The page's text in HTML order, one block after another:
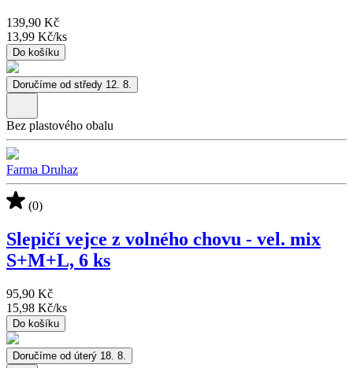
139,90 Kč
13,99 Kč/ks
Do košíku
Doručíme od středy 12. 8.
Bez plastového obalu
Farma Druhaz
(0)
Slepičí vejce z volného chovu - vel. mix
S+M+L, 6 ks
95,90 Kč
15,98 Kč/ks
Do košíku
Doručíme od úterý 18. 8.